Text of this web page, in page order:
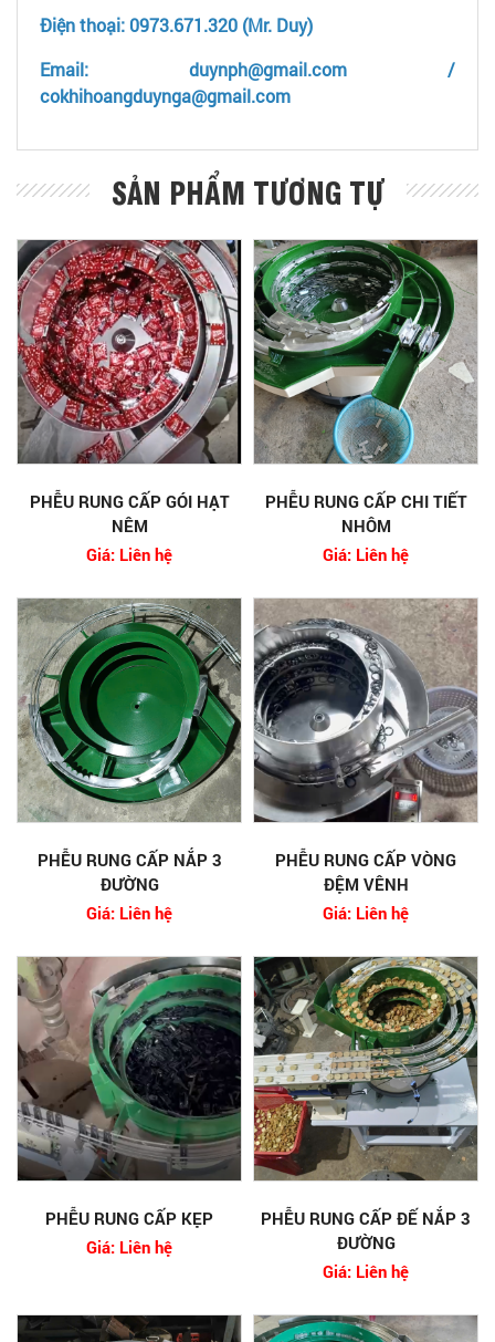
Điện thoại: 0973.671.320 (Mr. Duy)
Email: duynph@gmail.com /
cokhihoangduynga@gmail.com
SẢN PHẨM TƯƠNG TỰ
PHỄU RUNG CẤP GÓI HẠT
NÊM
Giá: Liên hệ
PHỄU RUNG CẤP CHI TIẾT
NHÔM
Giá: Liên hệ
PHỄU RUNG CẤP NẮP 3
ĐƯỜNG
Giá: Liên hệ
PHỄU RUNG CẤP VÒNG
ĐỆM VÊNH
Giá: Liên hệ
PHỄU RUNG CẤP KẸP
Giá: Liên hệ
PHỄU RUNG CẤP ĐẾ NẮP 3
ĐƯỜNG
Giá: Liên hệ